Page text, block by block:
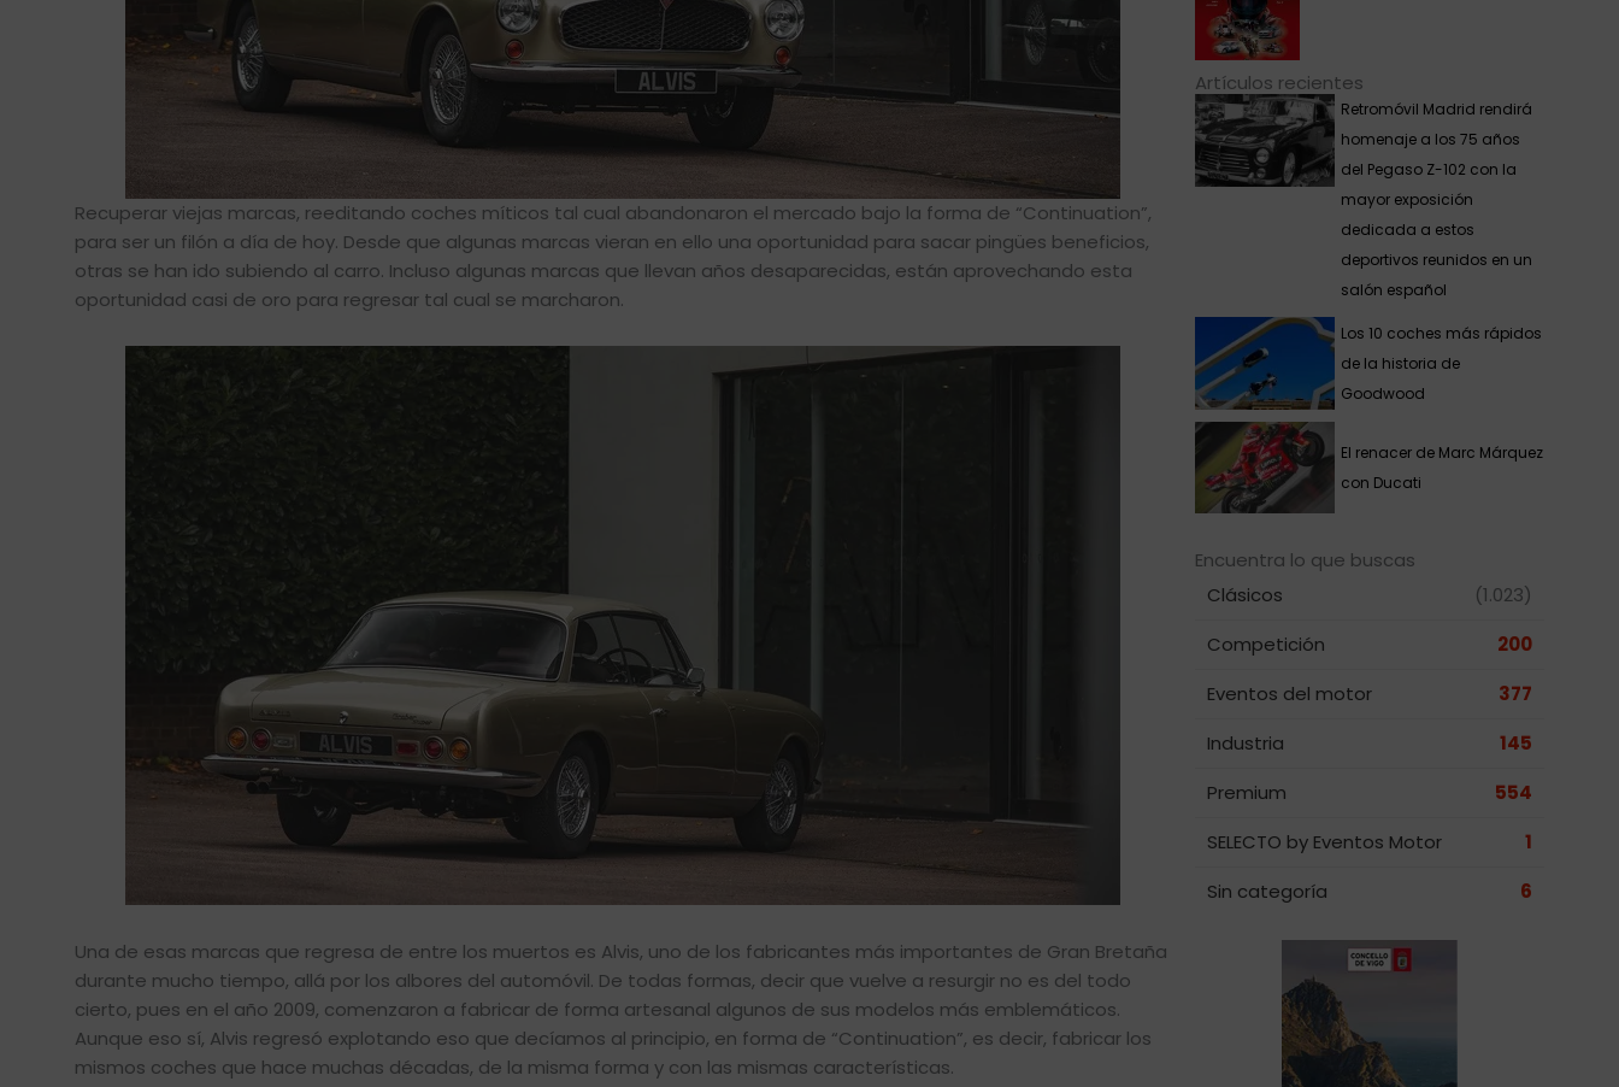
Recuperar viejas marcas, reeditando coches míticos tal cual abandonaron el mercado bajo la forma de “Continuation”,
para ser un filón a día de hoy. Desde que algunas marcas vieran en ello una oportunidad para sacar pingües beneficios,
otras se han ido subiendo al carro. Incluso algunas marcas que llevan años desaparecidas, están aprovechando esta
oportunidad casi de oro para regresar tal cual se marcharon.
Una de esas marcas que regresa de entre los muertos es Alvis, uno de los fabricantes más importantes de Gran Bretaña
durante mucho tiempo, allá por los albores del automóvil. De todas formas, decir que vuelve a resurgir no es del todo
cierto, pues en el año 2009, comenzaron a fabricar de forma artesanal algunos de sus modelos más emblemáticos.
Aunque eso sí, Alvis regresó explotando eso que decíamos al principio, en forma de “Continuation”, es decir, fabricar los
mismos coches que hace muchas décadas, de la misma forma y con las mismas características.
Artículos recientes
Retromóvil Madrid rendirá
homenaje a los 75 años
del Pegaso Z-102 con la
mayor exposición
dedicada a estos
deportivos reunidos en un
salón español
Los 10 coches más rápidos
de la historia de
Goodwood
El renacer de Marc Márquez
con Ducati
Encuentra lo que buscas
Clásicos
(1.023)
Competición
200
Eventos del motor
377
Industria
145
Premium
554
SELECTO by Eventos Motor
1
Sin categoría
6